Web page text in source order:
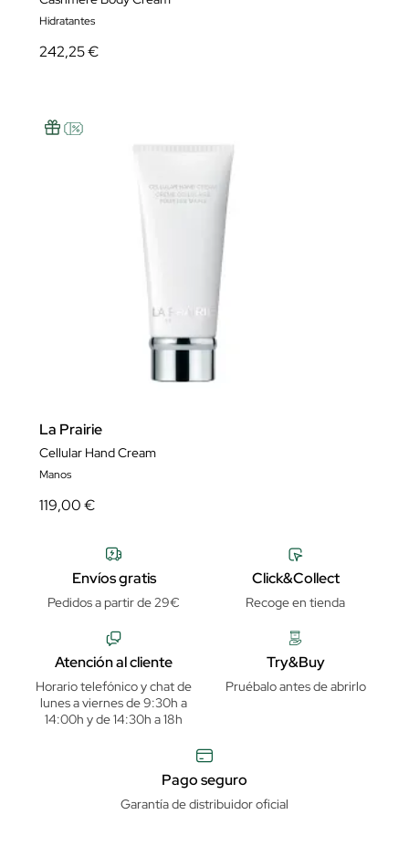
Hidratantes
242,25 €
La Prairie
Cellular Hand Cream
Manos
119,00 €
Envíos gratis
Pedidos a partir de 29€
Click&Collect
Recoge en tienda
Atención al cliente
Horario telefónico y chat de
lunes a viernes de 9:30h a
14:00h y de 14:30h a 18h
Try&Buy
Pruébalo antes de abrirlo
Pago seguro
Garantía de distribuidor oficial